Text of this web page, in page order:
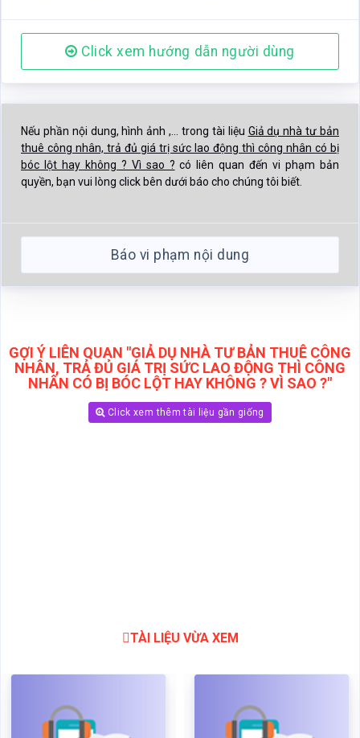
Click xem hướng dẫn người dùng
Nếu phần nội dung, hình ảnh ,... trong tài liệu Giả dụ nhà tư bản
thuê công nhân, trả đủ giá trị sức lao động thì công nhân có bị
bóc lột hay không ? Vì sao ? có liên quan đến vi phạm bản
quyền, bạn vui lòng click bên dưới báo cho chúng tôi biết.
Báo vi phạm nội dung
GỢI Ý LIÊN QUAN "GIẢ DỤ NHÀ TƯ BẢN THUÊ CÔNG
NHÂN, TRẢ ĐỦ GIÁ TRỊ SỨC LAO ĐỘNG THÌ CÔNG
NHÂN CÓ BỊ BÓC LỘT HAY KHÔNG ? VÌ SAO ?"
Click xem thêm tài liệu gần giống
TÀI LIỆU VỪA XEM